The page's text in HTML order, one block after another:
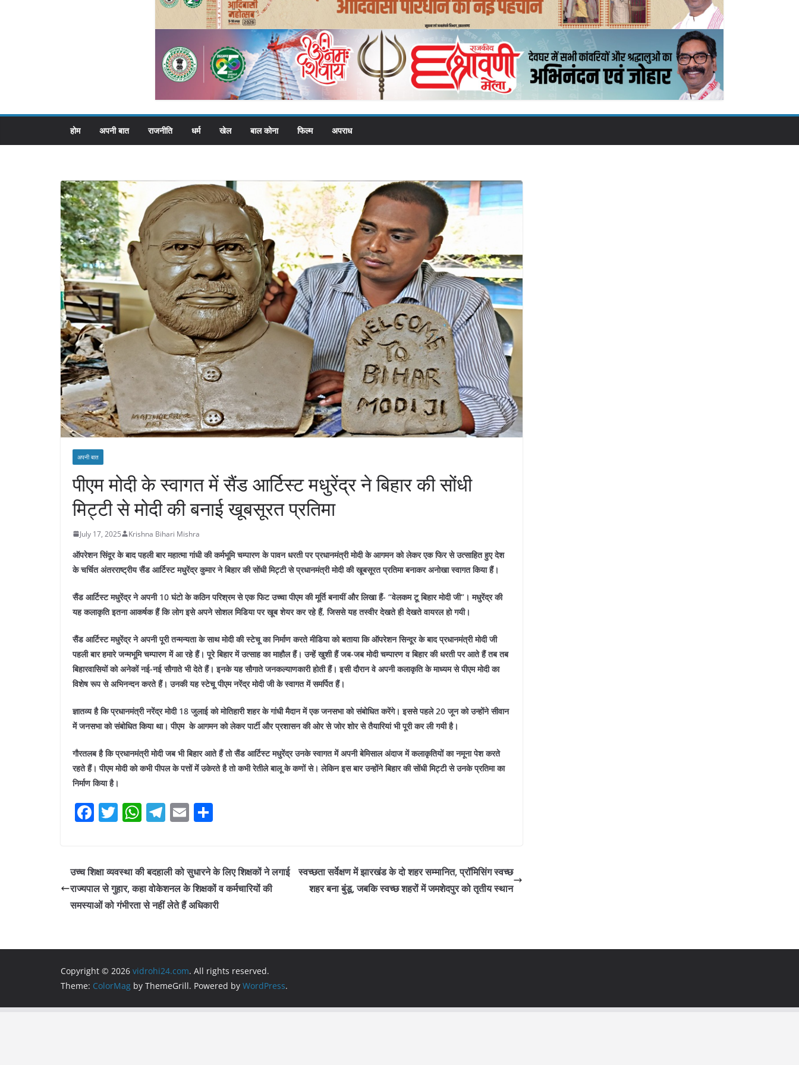
होम अपनी बात राजनीति धर्म खेल बाल कोना फिल्म अपराध
अपनी बात
पीएम मोदी के स्वागत में सैंड आर्टिस्ट मधुरेंद्र ने बिहार की सोंधी
मिट्टी से मोदी की बनाई खूबसूरत प्रतिमा
July 17, 2025 Krishna Bihari Mishra
ऑपरेशन सिंदूर के बाद पहली बार महात्मा गांधी की कर्मभूमि चम्पारण के पावन धरती पर प्रधानमंत्री मोदी के आगमन को लेकर एक फिर से उत्साहित हुए देश
के चर्चित अंतरराष्ट्रीय सैंड आर्टिस्ट मधुरेंद्र कुमार ने बिहार की सोंधी मिट्टी से प्रधानमंत्री मोदी की खूबसूरत प्रतिमा बनाकर अनोखा स्वागत किया हैं।
सैंड आर्टिस्ट मधुरेंद्र ने अपनी 10 घंटो के कठिन परिश्रम से एक फिट उच्चा पीएम की मूर्ति बनायीं और लिखा हैं- “वेलकम टू बिहार मोदी जी”। मधुरेंद्र की
यह कलाकृति इतना आकर्षक हैं कि लोग इसे अपने सोशल मिडिया पर खूब शेयर कर रहे हैं, जिससे यह तस्वीर देखते ही देखते वायरल हो गयी।
सैंड आर्टिस्ट मधुरेंद्र ने अपनी पूरी तन्मन्यता के साथ मोदी की स्टेचू का निर्माण करते मीडिया को बताया कि ऑपरेशन सिन्दूर के बाद प्रधानमंत्री मोदी जी
पहली बार हमारे जन्मभूमि चम्पारण में आ रहे हैं। पूरे बिहार में उत्साह का माहौल हैं। उन्हें खुशी हैं जब-जब मोदी चम्पारण व बिहार की धरती पर आते हैं तब तब
बिहारवासियों को अनेकों नई-नई सौगाते भी देते हैं। इनके यह सौगाते जनकल्याणकारी होती हैं। इसी दौरान वे अपनी कलाकृति के माध्यम से पीएम मोदी का
विशेष रूप से अभिनन्दन करते हैं। उनकी यह स्टेचू पीएम नरेंद्र मोदी जी के स्वागत में समर्पित हैं।
ज्ञातव्य है कि प्रधानमंत्री नरेंद्र मोदी 18 जुलाई को मोतिहारी शहर के गांधी मैदान में एक जनसभा को संबोधित करेंगे। इससे पहले 20 जून को उन्होंने सीवान
में जनसभा को संबोधित किया था। पीएम के आगमन को लेकर पार्टी और प्रशासन की ओर से जोर शोर से तैयारियां भी पूरी कर ली गयी है।
गौरतलब है कि प्रधानमंत्री मोदी जब भी बिहार आते हैं तो सैंड आर्टिस्ट मधुरेंद्र उनके स्वागत में अपनी बेमिसाल अंदाज में कलाकृतियों का नमूना पेश करते
रहते हैं। पीएम मोदी को कभी पीपल के पत्तों मेंं उकेरते है तो कभी रेतीले बालू के कणों से। लेकिन इस बार उन्होंने बिहार की सोंधी मिट्टी से उनके प्रतिमा का
निर्माण किया है।
F
e
b
o
k
T
er
W
s
A
p
T
gr
a
m
E
l e
उच्च शिक्षा व्यवस्था की बदहाली को सुधारने के लिए शिक्षकों ने लगाई
राज्यपाल से गुहार, कहा वोकेशनल के शिक्षकों व कर्मचारियों की
समस्याओं को गंभीरता से नहीं लेते हैं अधिकारी
स्वच्छता सर्वेक्षण में झारखंड के दो शहर सम्मानित, प्रॉमिसिंग स्वच्छ
शहर बना बुंडू, जबकि स्वच्छ शहरों में जमशेदपुर को तृतीय स्थान
Copyright © 2026 vidrohi24.com. All rights reserved.
Theme: ColorMag by ThemeGrill. Powered by WordPress.